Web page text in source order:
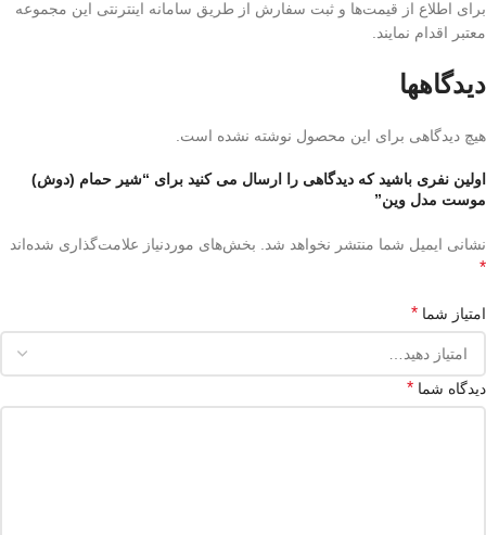
برای اطلاع از قیمت‌ها و ثبت سفارش از طریق سامانه اینترنتی این مجموعه
معتبر اقدام نمایند.
دیدگاهها
هیچ دیدگاهی برای این محصول نوشته نشده است.
اولین نفری باشید که دیدگاهی را ارسال می کنید برای “شیر حمام (دوش)
موست مدل وین”
نشانی ایمیل شما منتشر نخواهد شد. بخش‌های موردنیاز علامت‌گذاری شده‌اند
*
امتیاز شما *
دیدگاه شما *